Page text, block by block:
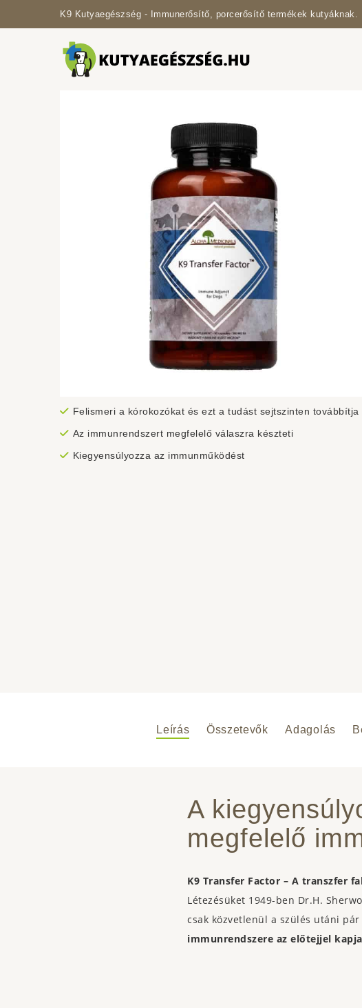
K9 Kutyaegészség - Immunerősítő, porcerősítő termékek kutyáknak.
Felismeri a kórokozókat és ezt a tudást sejtszinten továbbítja
Az immunrendszert megfelelő válaszra készteti
Kiegyensúlyozza az immunműködést
Leírás Összetevők Adagolás
A
megfelelő
K9 Transfer Factor – A transzfer
Létezésüket 1949-ben Dr.H.
csak közvetlenül a szülés utáni
immunrendszere az előtejjel